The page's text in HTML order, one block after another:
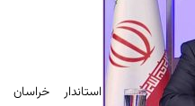
استاندار خراسان